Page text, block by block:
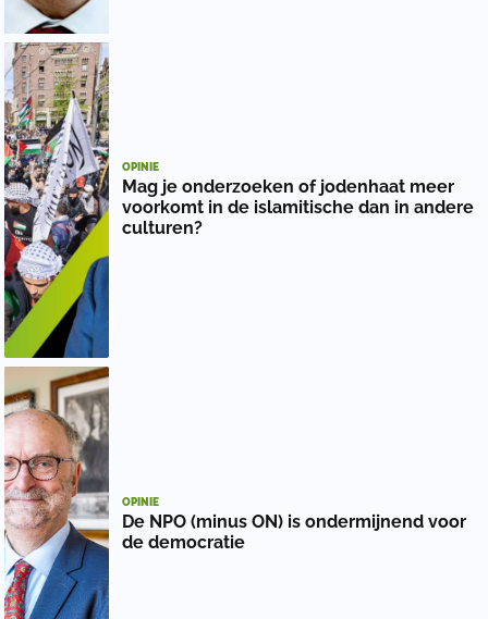
OPINIE
Mag je onderzoeken of jodenhaat meer
voorkomt in de islamitische dan in andere
culturen?
OPINIE
De NPO (minus ON) is ondermijnend voor
de democratie